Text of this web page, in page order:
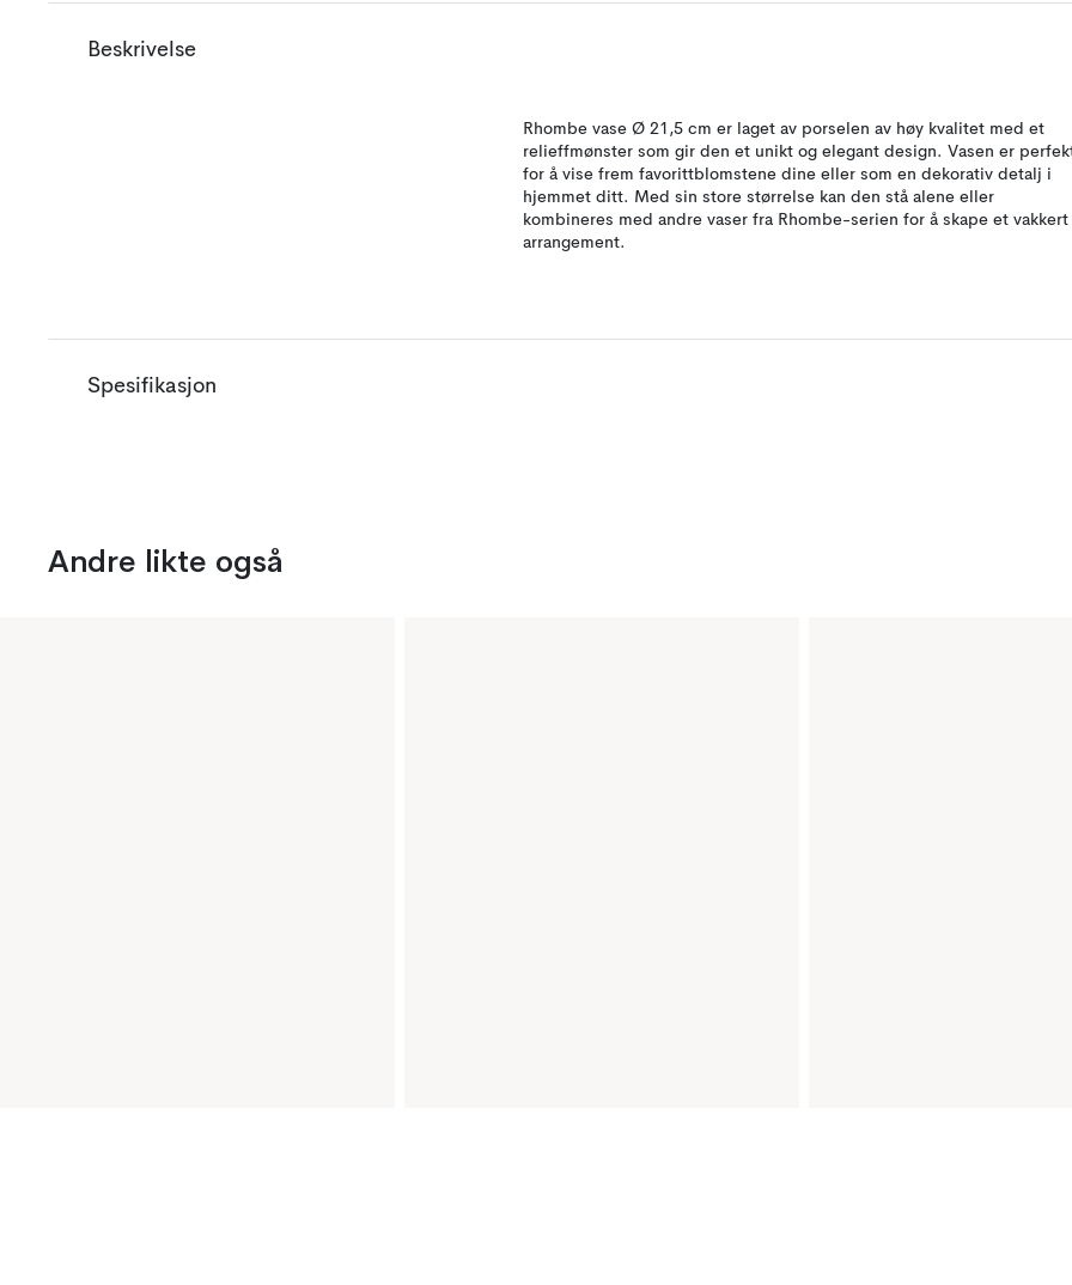
Beskrivelse
Rhombe vase Ø 21,5 cm er laget av porselen av høy kvalitet med et
relieffmønster som gir den et unikt og elegant design. Vasen er
for å vise frem favorittblomstene dine eller som en dekorativ detalj i
hjemmet ditt. Med sin store størrelse kan den stå alene eller
kombineres med andre vaser fra Rhombe-serien for å skape et vakkert
arrangement.
Spesifikasjon
Andre likte også